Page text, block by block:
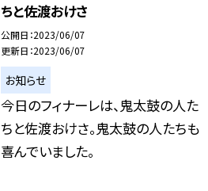
ちと佐渡おけさ
公開日 2023/06/07
更新日 2023/06/07
お知らせ
今日のフィナーレは、鬼太鼓の人た
ちと佐渡おけさ。鬼太鼓の人たちも
喜んでいました。